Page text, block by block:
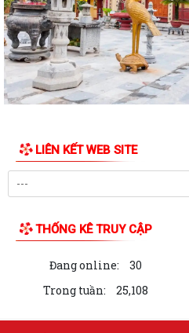
LIÊN KẾT WEB SITE
THỐNG KÊ TRUY CẬP
Đang online: 30
Trong tuần:
25,108